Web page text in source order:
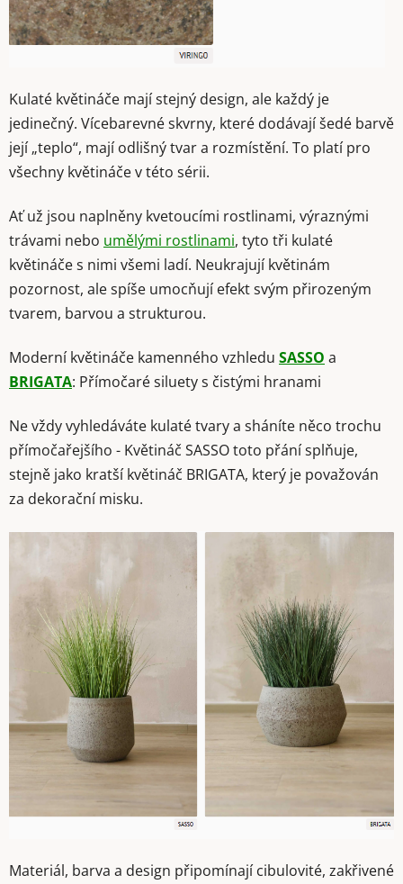
Kulaté květináče mají stejný design, ale každý je
jedinečný. Vícebarevné skvrny, které dodávají šedé barvě
její „teplo“, mají odlišný tvar a rozmístění. To platí pro
všechny květináče v této sérii.
Ať už jsou naplněny kvetoucími rostlinami, výraznými
trávami nebo umělými rostlinami, tyto tři kulaté
květináče s nimi všemi ladí. Neukrajují květinám
pozornost, ale spíše umocňují efekt svým přirozeným
tvarem, barvou a strukturou.
Moderní květináče kamenného vzhledu SASSO a
BRIGATA: Přímočaré siluety s čistými hranami
Ne vždy vyhledáváte kulaté tvary a sháníte něco trochu
přímočařejšího - Květináč SASSO toto přání splňuje,
stejně jako kratší květináč BRIGATA, který je považován
za dekorační misku.
Materiál, barva a design připomínají cibulovité, zakřivené